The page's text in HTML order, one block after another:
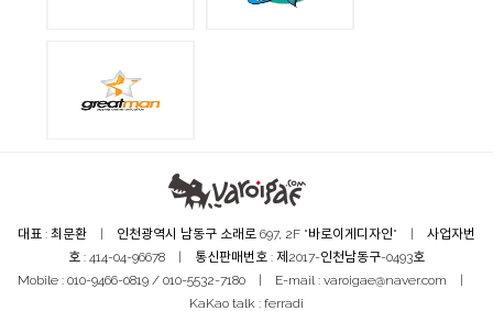
대표 : 최문환 | 인천광역시 남동구 소래로 697, 2F "바로이게디자인" | 사업자번
호 : 414-04-96678 | 통신판매번호 : 제2017-인천남동구-0493호
Mobile : 010-9466-0819 / 010-5532-7180 | E-mail : varoigae@naver.com |
KaKao talk : ferradi